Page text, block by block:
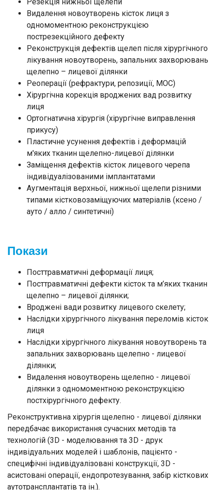
Видалення новоутворень кісток лиця з
одномоментною реконструкцією
пострезекційного дефекту
Реконструкція дефектів щелеп після хірургічного
лікування новоутворень, запальних захворювань
щелепно – лицевої ділянки
Реоперації (рефрактури, репозиції, МОС)
Хірургічна корекція вроджених вад розвитку
лиця
Ортогнатична хірургія (хірургічне виправлення
прикусу)
Пластичне усунення дефектів і деформацій
м'яких тканин щелепно-лицевої ділянки
Заміщення дефектів кісток лицевого черепа
індивідуалізованими імплантатами
Аугментація верхньої, нижньої щелепи різними
типами кістковозаміщуючих матеріалів (ксено /
ауто / алло / синтетичні)
Покази
Посттравматичні деформації лиця;
Посттравматичні дефекти кісток та м’яких тканин
щелепно – лицевої ділянки;
Вроджені вади розвитку лицевого скелету;
Наслідки хірургічного лікування переломів кісток
лиця
Наслідки хірургічного лікування новоутворень та
запальних захворювань щелепно - лицевої
ділянки;
Видалення новоутворень щелепно - лицевої
ділянки з одномоментною реконструкцією
постхірургічного дефекту.
Реконструктивна хірургія щелепно - лицевої ділянки
передбачає використання сучасних методів та
технологій (3D - моделювання та 3D - друк
індивідуальних моделей і шаблонів, пацієнто -
специфічні індивідуалізовані конструкції, 3D -
асистовані операції, ендопротезування, забір кісткових
аутотрансплантатів та ін.).